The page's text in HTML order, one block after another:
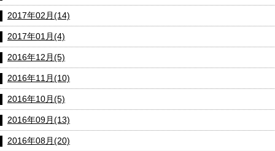
2017年02月(14)
2017年01月(4)
2016年12月(5)
2016年11月(10)
2016年10月(5)
2016年09月(13)
2016年08月(20)